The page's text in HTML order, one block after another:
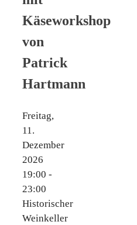
Käseworkshop
von
Patrick
Hartmann
Freitag,
11.
Dezember
2026
19:00 -
23:00
Historischer
Weinkeller